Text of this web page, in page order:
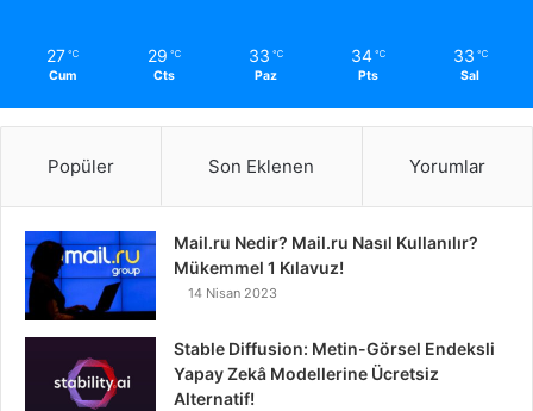
27 ℃
Cum
29 ℃
Cts
33 ℃
Paz
34 ℃
Pts
33 ℃
Sal
Popüler Son Eklenen Yorumlar
Mail.ru Nedir? Mail.ru Nasıl Kullanılır?
Mükemmel 1 Kılavuz!
14 Nisan 2023
Stable Diffusion: Metin-Görsel Endeksli
Yapay Zekâ Modellerine Ücretsiz
Alternatif!